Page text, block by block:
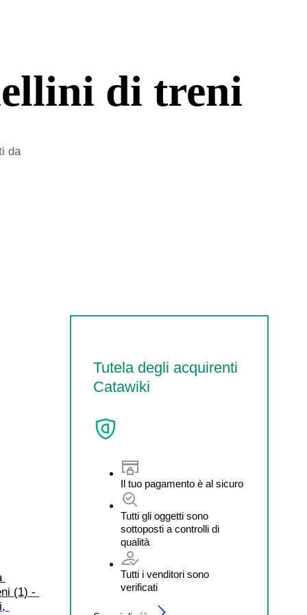
di treni
da
Tutela degli acquirenti
Catawiki
Il tuo pagamento è al sicuro
Tutti gli oggetti sono
sottoposti a controlli di
qualità
Tutti i venditori sono
verificati
(1) -